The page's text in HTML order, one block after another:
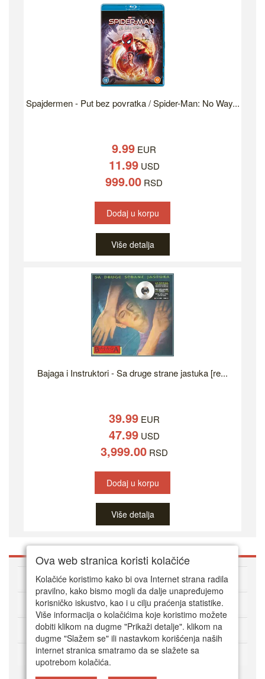
Spajdermen - Put bez povratka / Spider-Man: No Way...
9.99 EUR
11.99USD
999.00 RSD
Dodaj u korpu
Više detalja
Bajaga i Instruktori - Sa druge strane jastuka [re...
39.99EUR
47.99USD
3,999.00RSD
Dodaj u korpu
Više detalja
O DVD Zoni
Kako kupovati online
Korisnički servis
Način plaćanja
Ova web stranica koristi kolačiće
Kolačiće koristimo kako bi ova Internet strana radila
pravilno, kako bismo mogli da dalje unapređujemo
korisničko iskustvo, kao i u cilju praćenja statistike.
Više informacija o kolačićima koje koristimo možete
dobiti klikom na dugme "Prikaži detalje". klikom na
dugme "Slažem se" ili nastavkom korišćenja naših
internet stranica smatramo da se slažete sa
upotrebom kolačića.